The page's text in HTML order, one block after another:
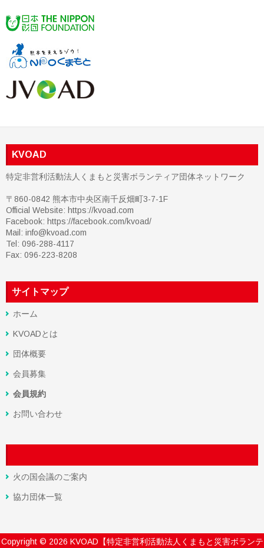
KVOAD
特定非営利活動法人くまもと災害ボランティア団体ネットワーク
〒860-0842 熊本市中央区南千反畑町3-7-1F
Official Website: https://kvoad.com
Facebook: https://facebook.com/kvoad/
Mail: info@kvoad.com
Tel: 096-288-4117
Fax: 096-223-8208
サイトマップ
ホーム
KVOADとは
団体概要
会員募集
会員規約
お問い合わせ
火の国会議のご案内
協力団体一覧
Copyright © 2026 KVOAD【特定非営利活動法人くまもと災害ボランテ